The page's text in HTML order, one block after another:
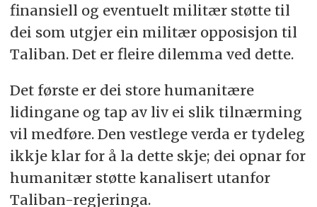
finansiell og eventuelt militær støtte til
dei som utgjer ein militær opposisjon til
Taliban. Det er fleire dilemma ved dette.
Det første er dei store humanitære
lidingane og tap av liv ei slik tilnærming
vil medføre. Den vestlege verda er tydeleg
ikkje klar for å la dette skje; dei opnar for
humanitær støtte kanalisert utanfor
Taliban-regjeringa.